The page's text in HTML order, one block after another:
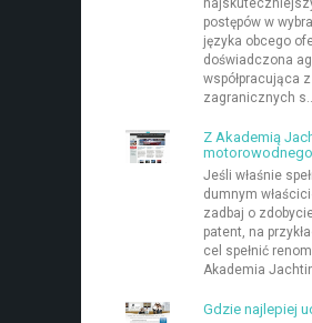
postępów w
języka obcego
doświadczona
współpracująca
zagranicznych
Z Akademią
motorowodnego
Jeśli właśnie
dumnym
zadbaj o
patent, na
cel spełnić
Akademia
Gdzie najlepiej